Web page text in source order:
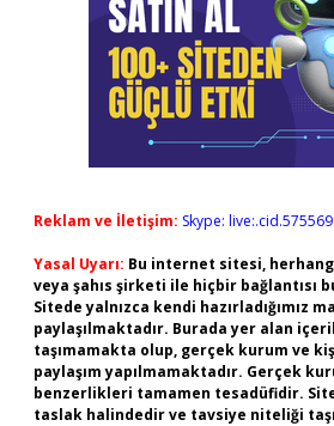
Reklam ve İletişim: Skype:
Yasal Uyarı: Bu internet sitesi,
veya şahıs şirketi ile hiçbir bağlantısı
Sitede yalnızca kendi hazırladığımız
paylaşılmaktadır. Burada yer alan
taşımamakta olup, gerçek kurum ve
paylaşım yapılmamaktadır. Gerçek
benzerlikleri tamamen tesadüfidir.
taslak halindedir ve tavsiye niteliği